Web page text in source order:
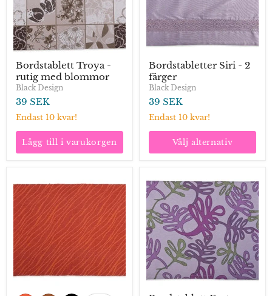
Bordstablett Troya -
rutig med blommor
Black Design
39 SEK
Endast 10 kvar!
Lägg till i varukorgen
Bordstabletter Siri - 2
färger
Black Design
39 SEK
Endast 10 kvar!
Välj alternativ
Skagen
-
6
färger
Bordstablett
Fantasy